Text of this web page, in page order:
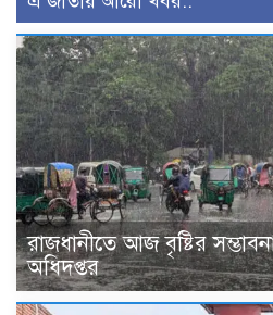
রাজধানীতে আজ বৃষ্টির
অধিদপ্তর